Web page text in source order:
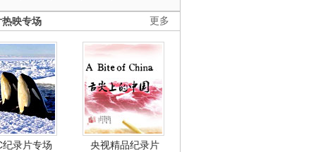
更多
映专场
纪录片专场 央视精品纪录片